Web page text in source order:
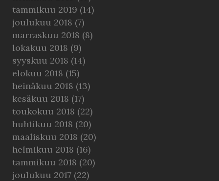
tammikuu 2019 (14)
joulukuu 2018 (7)
marraskuu 2018 (8)
lokakuu 2018 (9)
syyskuu 2018 (14)
elokuu 2018 (15)
heinäkuu 2018 (13)
kesäkuu 2018 (17)
toukokuu 2018 (22)
huhtikuu 2018 (20)
maaliskuu 2018 (20)
helmikuu 2018 (16)
tammikuu 2018 (20)
joulukuu 2017 (22)